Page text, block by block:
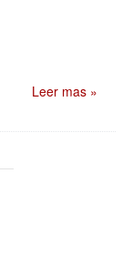
Leer mas »